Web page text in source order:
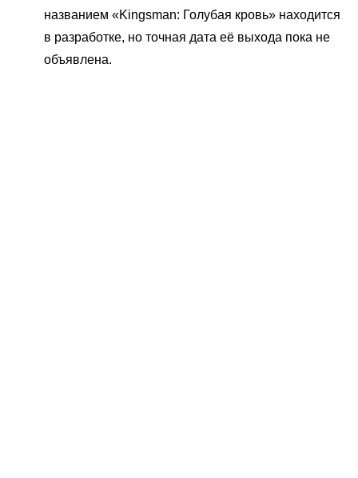
названием «Kingsman: Голубая кровь» находится
в разработке, но точная дата её выхода пока не
объявлена.